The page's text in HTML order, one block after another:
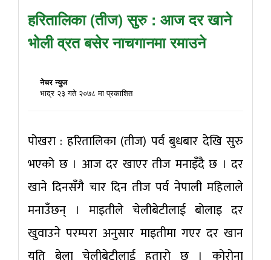
हरितालिका (तीज) सुरु : आज दर खाने
भोली व्रत बसेर नाचगानमा रमाउने
नेचर न्युज
भाद्र २३ गते २०७८ मा प्रकाशित
पोखरा : हरितालिका (तीज) पर्व बुधबार देखि सुरु
भएको छ । आज दर खाएर तीज मनाइँदै छ । दर
खाने दिनसँगै चार दिन तीज पर्व नेपाली महिलाले
मनाउँछन् । माइतीले चेलीबेटीलाई बोलाइ दर
खुवाउने परम्परा अनुसार माइतीमा गएर दर खान